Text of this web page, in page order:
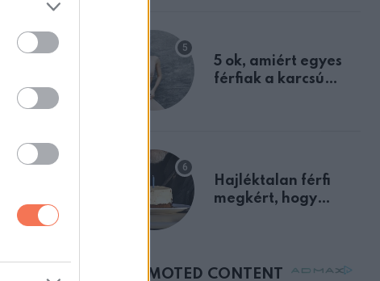
5 ok, amiért egyes
férfiak a karcsú
Hajléktalan férfi
megkért, hogy
mellettem ült az első